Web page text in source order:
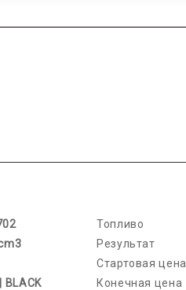
BLACK
Топливо
Результат
Стартовая цена
Конечная цена